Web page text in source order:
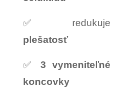
✅ redukuje
plešatosť
✅3 vymeniteľné
koncovky